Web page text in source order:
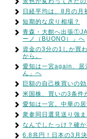
日経平均は、8月の月
短期的な戻り相場？
青森・大館へ出張
ーノ（BUONO）」へ
資金の3分の1しか買
から。
愛知は一宮again、居
ん」へ
巨額の自己株買いの
米国株、買いの3条件
愛知は一宮。中華の
衆参同日選見送り強
なんでしたっけ？確
6.8兆円！日本の3月